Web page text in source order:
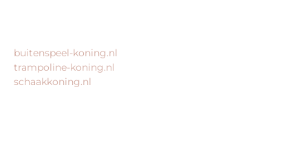
buitenspeel-koning.nl
trampoline-koning.nl
schaakkoning.nl